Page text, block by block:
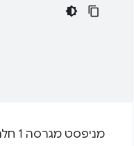
מניפסט מגרסה 1 חלה רק על תוספים ואפליקציות מתארחות, לא על אפליקציות Chrome. זה היה